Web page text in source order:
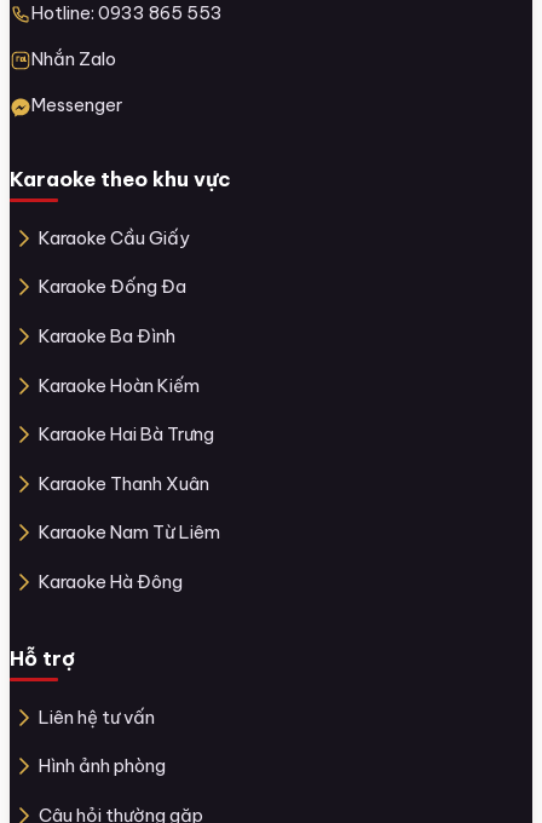
Hotline: 0933 865 553
Nhắn Zalo
Messenger
Karaoke theo khu vực
Karaoke Cầu Giấy
Karaoke Đống Đa
Karaoke Ba Đình
Karaoke Hoàn Kiếm
Karaoke Hai Bà Trưng
Karaoke Thanh Xuân
Karaoke Nam Từ Liêm
Karaoke Hà Đông
Hỗ trợ
Liên hệ tư vấn
Hình ảnh phòng
Câu hỏi thường gặp